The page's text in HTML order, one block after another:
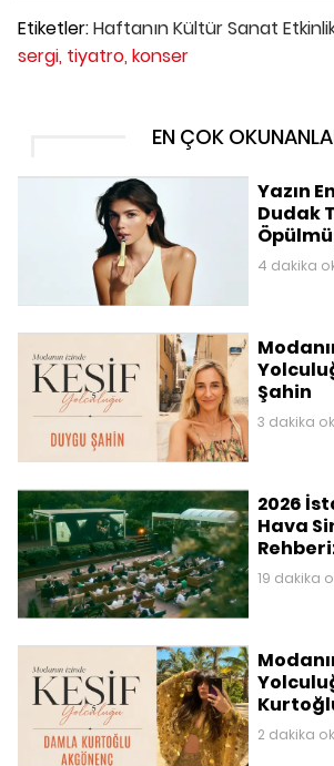
Etiketler:Haftanın Kültür Sanat
sergi, tiyatro,konser
EN ÇOK
Yazın
Dudak
4 dakika
Şahin
3 dakika
2026
Hava
Nerede
19 dakika
2 dakika